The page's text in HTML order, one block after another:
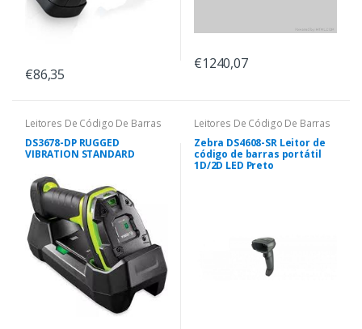
€86,35
€1240,07
Leitores De Código De Barras
DS3678-DP RUGGED
VIBRATION STANDARD
Leitores De Código De Barras
Zebra DS4608-SR Leitor de
código de barras portátil
1D/2D LED Preto